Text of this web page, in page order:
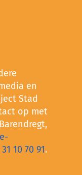
en
Stad
op met
10 70 91.